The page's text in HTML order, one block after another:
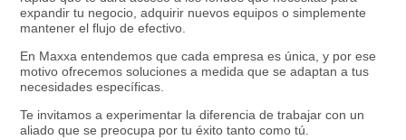
expandir tu negocio, adquirir nuevos equipos o simplemente
mantener el flujo de efectivo.
En Maxxa entendemos que cada empresa es única, y por ese
motivo ofrecemos soluciones a medida que se adaptan a tus
necesidades específicas.
Te invitamos a experimentar la diferencia de trabajar con un
aliado que se preocupa por tu éxito tanto como tú.